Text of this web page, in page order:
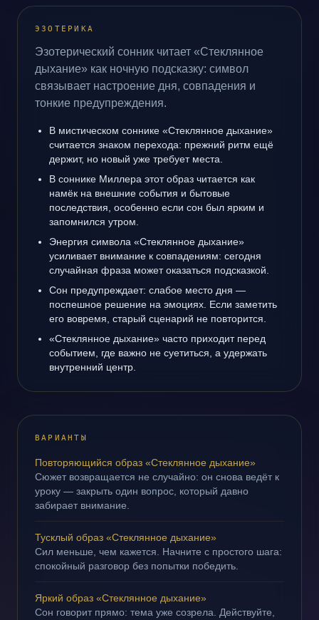
ЭЗОТЕРИКА
Эзотерический сонник читает «Стеклянное
дыхание» как ночную подсказку: символ
связывает настроение дня, совпадения и
тонкие предупреждения.
В мистическом соннике «Стеклянное дыхание»
считается знаком перехода: прежний ритм ещё
держит, но новый уже требует места.
В соннике Миллера этот образ читается как
намёк на внешние события и бытовые
последствия, особенно если сон был ярким и
запомнился утром.
Энергия символа «Стеклянное дыхание»
усиливает внимание к совпадениям: сегодня
случайная фраза может оказаться подсказкой.
Сон предупреждает: слабое место дня —
поспешное решение на эмоциях. Если заметить
его вовремя, старый сценарий не повторится.
«Стеклянное дыхание» часто приходит перед
событием, где важно не суетиться, а удержать
внутренний центр.
ВАРИАНТЫ
Повторяющийся образ «Стеклянное дыхание»
Сюжет возвращается не случайно: он снова ведёт к
уроку — закрыть один вопрос, который давно
забирает внимание.
Тусклый образ «Стеклянное дыхание»
Сил меньше, чем кажется. Начните с простого шага:
спокойный разговор без попытки победить.
Яркий образ «Стеклянное дыхание»
Сон говорит прямо: тема уже созрела. Действуйте,